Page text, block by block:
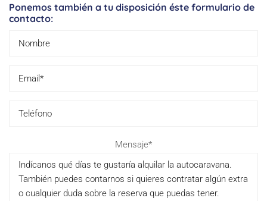
Ponemos también a tu disposición éste formulario de
contacto:
leave
this
field
Mensaje*